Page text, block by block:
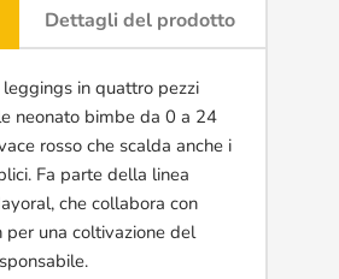
Dettagli del prodotto
in quattro pezzi
neonato bimbe da 0 a 24
rosso che scalda anche i
Fa parte della linea
che collabora con
per una coltivazione del